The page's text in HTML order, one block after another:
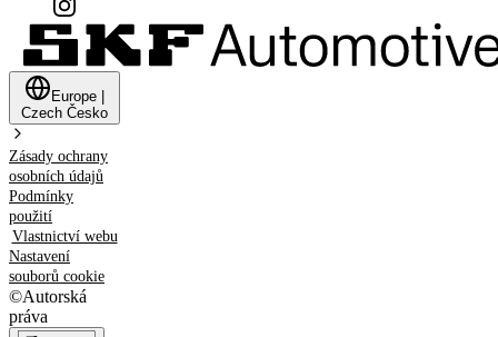
Europe
Czech Česko
Zásady ochrany
osobních údajů
Podmínky
použití
Vlastnictví webu
Nastavení
souborů cookie
©Autorská
práva